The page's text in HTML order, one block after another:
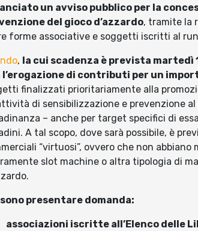
un avviso pubblico per la
del gioco d’azzardo, tramite la
forme associative e soggetti iscritti al
, la cui scadenza è prevista martedì
l’erogazione di contributi per un
finalizzati prioritariamente alla
di sensibilizzazione e prevenzione
– anche per target specifici di
A tal scopo, dove sarà possibile, è
“virtuosi”, ovvero che non
slot machine o altra tipologia di
presentare domanda:
associazioni iscritte all’Elenco delle